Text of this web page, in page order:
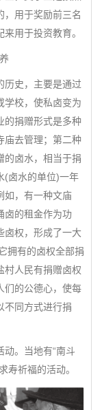
，用于奖励前三名
用于投资教育。
史，主要是通过
学校，使私卤变为
的捐赠形式是多种
庙去管理；第二种
的卤水，相当于捐
(卤水的单位)一年
如，有一种文庙
卤的租金作为功
卤权，形成了一大
拥有的卤权全部捐
村人民有捐赠卤权
们的公德心，使每
不同方式进行捐
。当地有“南斗
寿祈福的活动。